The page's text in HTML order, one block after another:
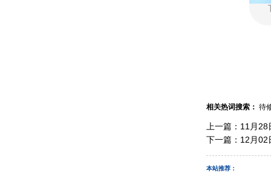
相关热词搜索： 待
上一篇： 11月28
下一篇： 12月02
本站推荐：